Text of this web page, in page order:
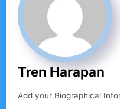
Tren Harapan
Add your Biographical